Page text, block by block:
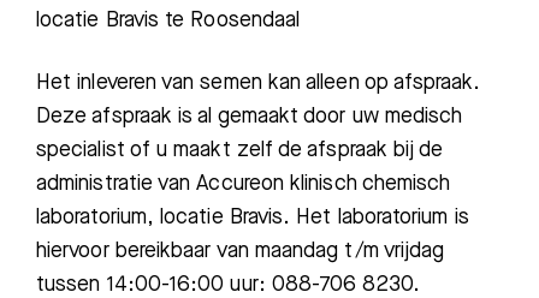
locatie Bravis te Roosendaal
Het inleveren van semen kan alleen op afspraak.
Deze afspraak is al gemaakt door uw medisch
specialist of u maakt zelf de afspraak bij de
administratie van Accureon klinisch chemisch
laboratorium, locatie Bravis. Het laboratorium is
hiervoor bereikbaar van maandag t/m vrijdag
tussen 14:00-16:00 uur: 088-706 8230.